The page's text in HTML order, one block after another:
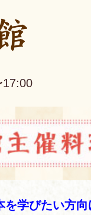
17:00
中文
学びたい方向